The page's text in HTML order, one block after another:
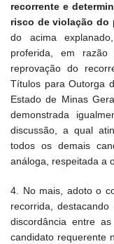
recorrente e
risco de violação do
do acima
proferida, em
reprovação do
Títulos para Outorga
Estado de Minas
demonstrada
discussão, a qual
todos os demais
análoga, respeitada a
4. No mais, adoto o
recorrida,
discordância entre
candidato requerente